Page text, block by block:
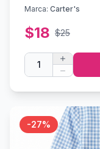
Marca: Carter's
$18 $25
1
-27%